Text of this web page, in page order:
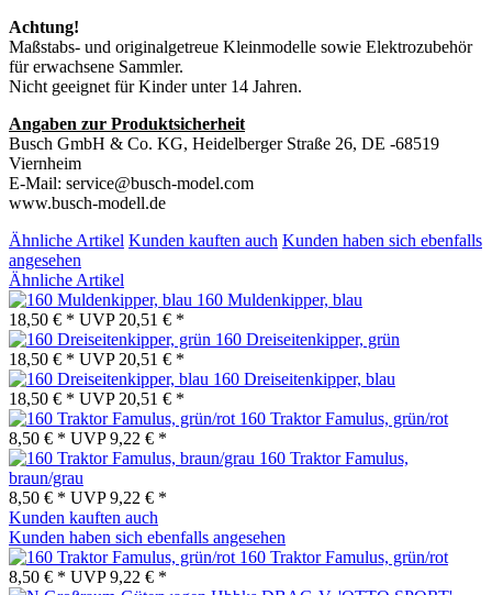
Achtung!
Maßstabs- und originalgetreue Kleinmodelle sowie Elektrozubehör
für erwachsene Sammler.
Nicht geeignet für Kinder unter 14 Jahren.
Angaben zur Produktsicherheit
Busch GmbH & Co. KG, Heidelberger Straße 26, DE -68519
Viernheim
E-Mail: service@busch-model.com
www.busch-modell.de
Ähnliche Artikel Kunden kauften auch Kunden haben sich ebenfalls
angesehen
Ähnliche Artikel
160 Muldenkipper, blau
18,50 € * UVP 20,51 € *
160 Dreiseitenkipper, grün
18,50 € * UVP 20,51 € *
160 Dreiseitenkipper, blau
18,50 € * UVP 20,51 € *
160 Traktor Famulus, grün/rot
8,50 € * UVP9,22 € *
160 Traktor Famulus,
braun/grau
8,50 € * UVP9,22 € *
Kunden kauften auch
Kunden haben sich ebenfalls angesehen
160 Traktor Famulus, grün/rot
8,50 € * UVP9,22 € *